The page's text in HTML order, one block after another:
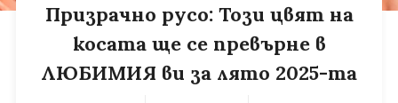
Призрачно русо: Този цвят на
косата ще се превърне в
ЛЮБИМИЯ ви за лято 2025-та